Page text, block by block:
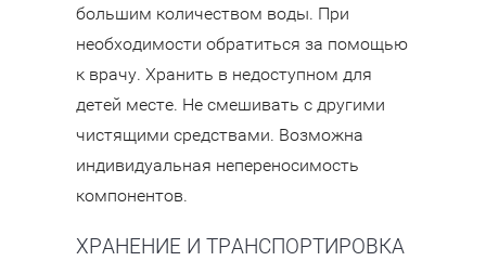
большим количеством воды. При
необходимости обратиться за помощью
к врачу. Хранить в недоступном для
детей месте. Не смешивать с другими
чистящими средствами. Возможна
индивидуальная непереносимость
компонентов.
ХРАНЕНИЕ И ТРАНСПОРТИРОВКА